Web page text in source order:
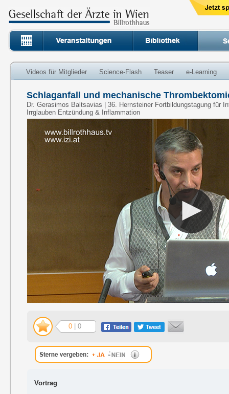
Videos für Mitglieder Science-Flash Teaser e-Learning
Schlaganfall und mechanische
Dr. Gerasimos Baltsavias | 36. Hernsteiner Fortbildungstagung für
Irrglauben Entzündung & Inflammation
0 | 0
Vortrag